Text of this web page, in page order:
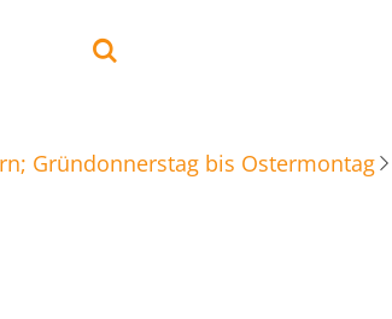
Gründonnerstag bis Ostermontag